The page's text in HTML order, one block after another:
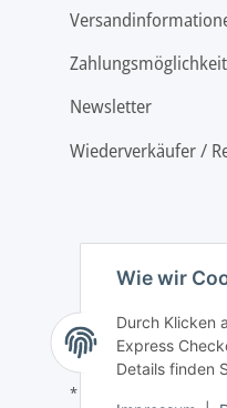
Wie wir
Durch Klicken
Express
Details finden
Newsletter
Wiederverkäufer /
* Alle Preise inkl.